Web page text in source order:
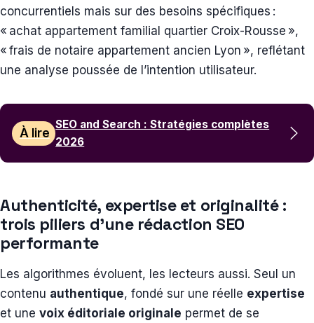
concurrentiels mais sur des besoins spécifiques :
« achat appartement familial quartier Croix-Rousse »,
« frais de notaire appartement ancien Lyon », reflétant
une analyse poussée de l’intention utilisateur.
À lire
SEO and Search : Stratégies complètes
2026
Authenticité, expertise et originalité :
trois piliers d’une rédaction SEO
performante
Les algorithmes évoluent, les lecteurs aussi. Seul un
contenu authentique, fondé sur une réelle expertise
et une voix éditoriale originale permet de se